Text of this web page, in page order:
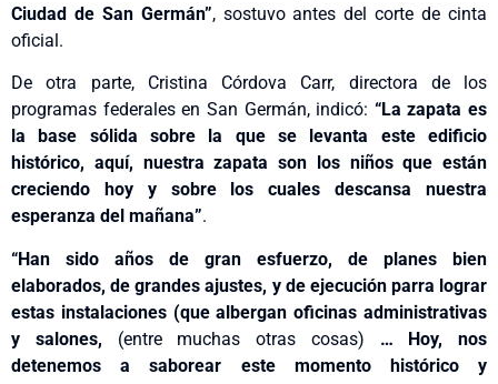
Ciudad de San Germán”, sostuvo antes del corte de cinta
oficial.
De otra parte, Cristina Córdova Carr, directora de los
programas federales en San Germán, indicó: “La zapata es
la base sólida sobre la que se levanta este edificio
histórico, aquí, nuestra zapata son los niños que están
creciendo hoy y sobre los cuales descansa nuestra
esperanza del mañana”.
“Han sido años de gran esfuerzo, de planes bien
elaborados, de grandes ajustes, y de ejecución parra lograr
estas instalaciones (que albergan oficinas administrativas
y salones, (entre muchas otras cosas) … Hoy, nos
detenemos a saborear este momento histórico y